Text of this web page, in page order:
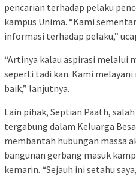
pencarian terhadap pelaku
kampus Unima. “Kami
informasi terhadap pelaku,”
“Artinya kalau aspirasi melalui
seperti tadi kan. Kami melayani
baik,” lanjutnya.
Lain pihak, Septian Paath,
tergabung dalam Keluarga
membantah hubungan massa
bangunan gerbang masuk
kemarin. “Sejauh ini setahu